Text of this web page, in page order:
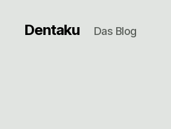
Dentaku Das Blog